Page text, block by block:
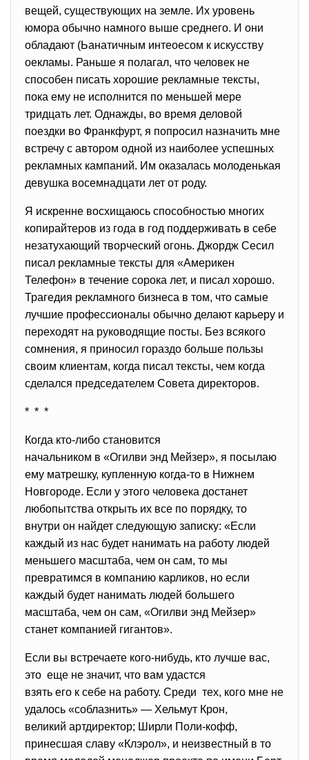
вещей, существующих на земле. Их уровень
юмора обычно намного выше среднего. И они
обладают (Ьанатичным интеоесом к искусству
оекламы. Раньше я полагал, что человек не
способен писать хорошие рекламные тексты,
пока ему не исполнится по меньшей мере
тридцать лет. Однажды, во время деловой
поездки во Франкфурт, я попросил назначить мне
встречу с автором одной из наиболее успешных
рекламных кампаний. Им оказалась молоденькая
девушка восемнадцати лет от роду.
Я искренне восхищаюсь способностью многих
копирайтеров из года в год поддерживать в себе
незатухающий творческий огонь. Джордж Сесил
писал рекламные тексты для «Америкен
Телефон» в течение сорока лет, и писал хорошо.
Трагедия рекламного бизнеса в том, что самые
лучшие профессионалы обычно делают карьеру и
переходят на руководящие посты. Без всякого
сомнения, я приносил гораздо больше пользы
своим клиентам, когда писал тексты, чем когда
сделался председателем Совета директоров.
* * *
Когда кто-либо становится
начальником в «Огилви энд Мейзер», я посылаю
ему матрешку, купленную когда-то в Нижнем
Новгороде. Если у этого человека достанет
любопытства открыть их все по порядку, то
внутри он найдет следующую записку: «Если
каждый из нас будет нанимать на работу людей
меньшего масштаба, чем он сам, то мы
превратимся в компанию карликов, но если
каждый будет нанимать людей большего
масштаба, чем он сам, «Огилви энд Мейзер»
станет компанией гигантов».
Если вы встречаете кого-нибудь, кто лучше вас,
это еще не значит, что вам удастся
взять его к себе на работу. Среди тех, кого мне не
удалось «соблазнить» — Хельмут Крон,
великий артдиректор; Ширли Поли-кофф,
принесшая славу «Клэрол», и неизвестный в то